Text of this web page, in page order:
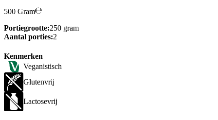
500 Gram
Portiegrootte:250 gram
Aantal porties:2
Kenmerken
Veganistisch
Glutenvrij
Lactosevrij